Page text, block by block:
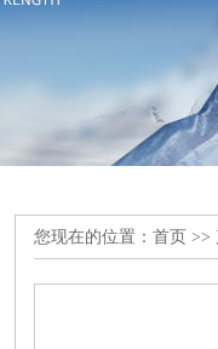
您现在的位置： 首页 >>